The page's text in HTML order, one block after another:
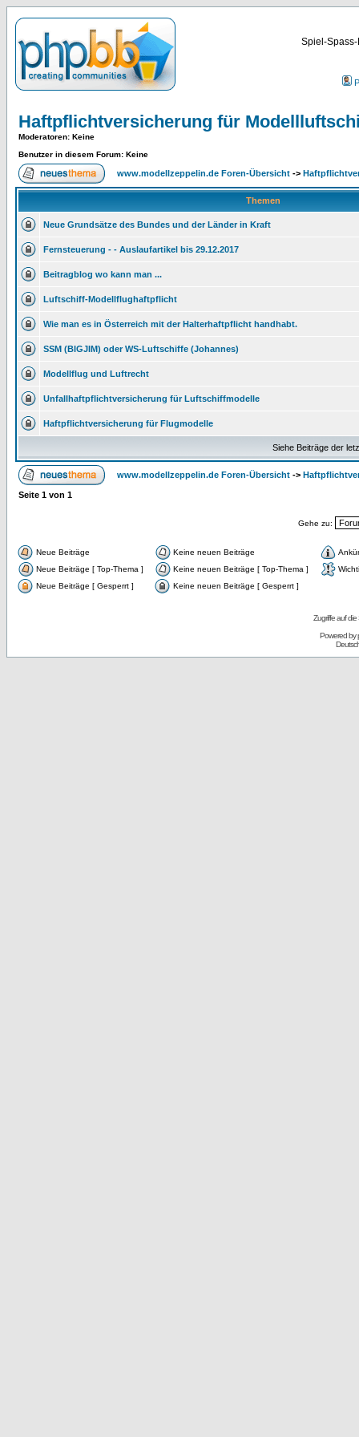
Spiel-
Haftpflichtversicherung für
Moderatoren: Keine
Benutzer in diesem Forum: Keine
www.modellzeppelin.de Foren-Übersicht ->
Themen
Neue Grundsätze des Bundes und der Länder in Kraft
Fernsteuerung - - Auslaufartikel bis 29.12.2017
Beitragblog wo kann man ...
Luftschiff-Modellflughaftpflicht
Wie man es in Österreich mit der Halterhaftpflicht handhabt.
SSM (BIGJIM) oder WS-Luftschiffe (Johannes)
Modellflug und Luftrecht
Unfallhaftpflichtversicherung für Luftschiffmodelle
Haftpflichtversicherung für Flugmodelle
Siehe Beiträge der
www.modellzeppelin.de Foren-Übersicht ->
Seite 1 von 1
Gehe zu:
Neue Beiträge Keine neuen Beiträge
Neue Beiträge [ Top-Thema ]
Keine neuen Beiträge [ Top-Thema ]
Neue Beiträge [ Gesperrt ]
Keine neuen Beiträge [ Gesperrt ]
Zugriffe auf
Powered by